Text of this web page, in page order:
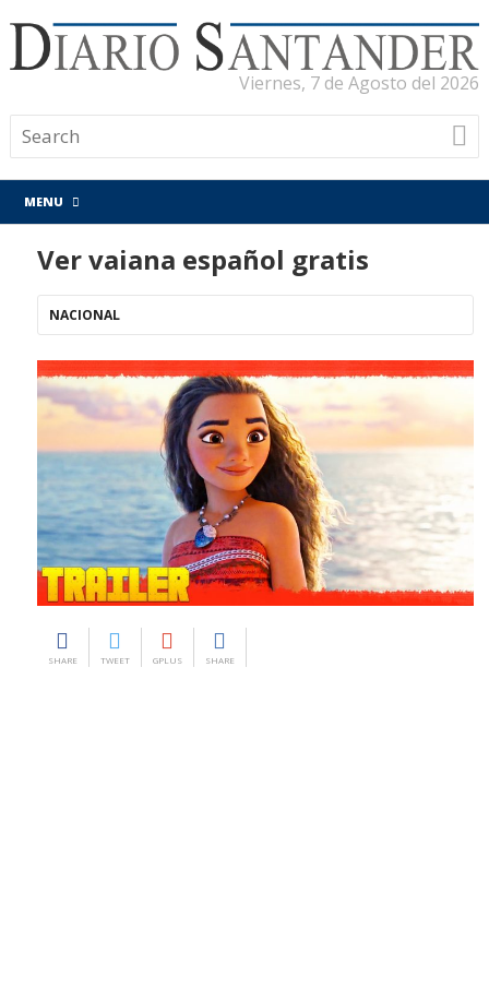
Viernes, 7 de Agosto del 2026
MENU
Ver vaiana español gratis
NACIONAL
SHARE TWEET GPLUS SHARE